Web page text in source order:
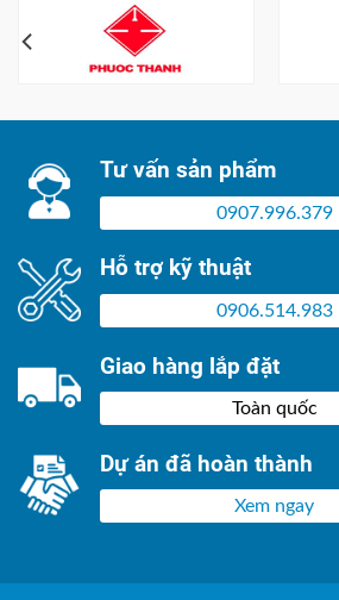
Tư vấn sản phẩm
0907.996.379
Hỗ trợ kỹ thuật
0906.514.983
Giao hàng lắp đặt
Toàn quốc
Dự án đã hoàn thành
Xem ngay